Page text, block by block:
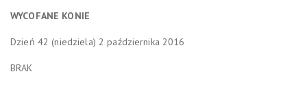
WYCOFANE KONIE
Dzień 42 (niedziela) 2 października 2016
BRAK